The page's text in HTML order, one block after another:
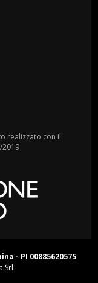
realizzato con il
2019
- PI 00885620575
Srl